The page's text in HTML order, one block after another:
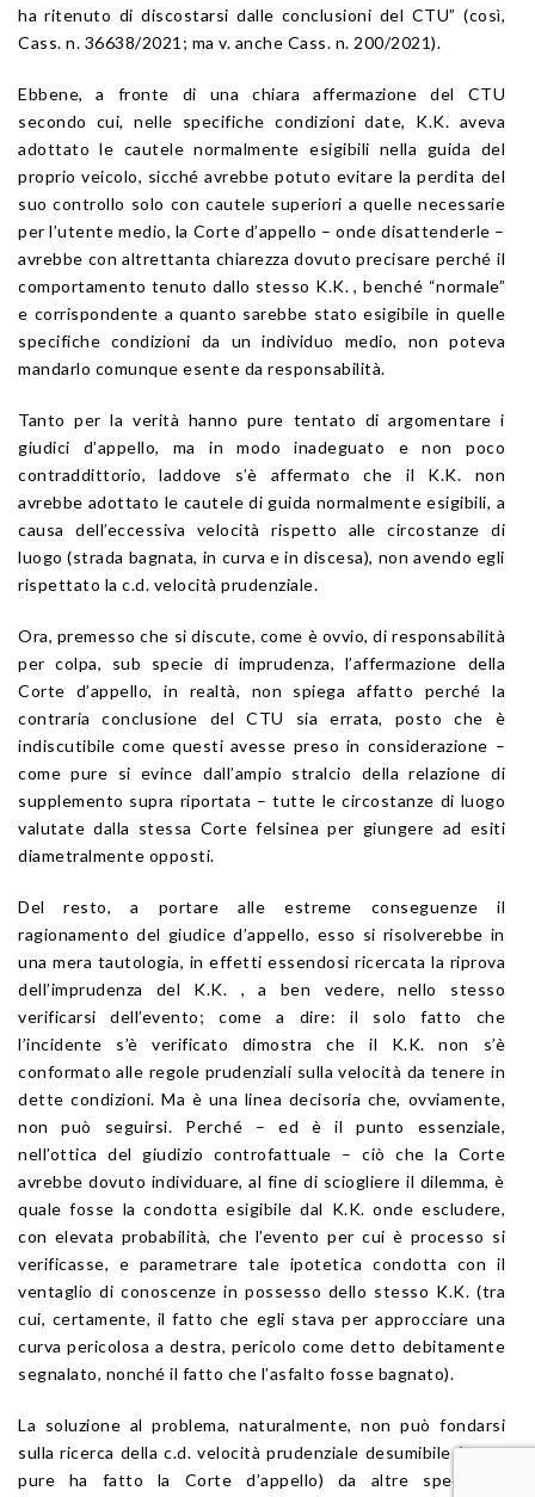
ha ritenuto di discostarsi dalle conclusioni del CTU” (così,
Cass. n. 36638/2021; ma v. anche Cass. n. 200/2021).
Ebbene, a fronte di una chiara affermazione del CTU
secondo cui, nelle specifiche condizioni date, K.K. aveva
adottato le cautele normalmente esigibili nella guida del
proprio veicolo, sicché avrebbe potuto evitare la perdita del
suo controllo solo con cautele superiori a quelle necessarie
per l’utente medio, la Corte d’appello – onde disattenderle –
avrebbe con altrettanta chiarezza dovuto precisare perché il
comportamento tenuto dallo stesso K.K. , benché “normale”
e corrispondente a quanto sarebbe stato esigibile in quelle
specifiche condizioni da un individuo medio, non poteva
mandarlo comunque esente da responsabilità.
Tanto per la verità hanno pure tentato di argomentare i
giudici d’appello, ma in modo inadeguato e non poco
contraddittorio, laddove s’è affermato che il K.K. non
avrebbe adottato le cautele di guida normalmente esigibili, a
causa dell’eccessiva velocità rispetto alle circostanze di
luogo (strada bagnata, in curva e in discesa), non avendo egli
rispettato la c.d. velocità prudenziale.
Ora, premesso che si discute, come è ovvio, di responsabilità
per colpa, sub specie di imprudenza, l’affermazione della
Corte d’appello, in realtà, non spiega affatto perché la
contraria conclusione del CTU sia errata, posto che è
indiscutibile come questi avesse preso in considerazione –
come pure si evince dall’ampio stralcio della relazione di
supplemento supra riportata – tutte le circostanze di luogo
valutate dalla stessa Corte felsinea per giungere ad esiti
diametralmente opposti.
Del resto, a portare alle estreme conseguenze il
ragionamento del giudice d’appello, esso si risolverebbe in
una mera tautologia, in effetti essendosi ricercata la riprova
dell’imprudenza del K.K. , a ben vedere, nello stesso
verificarsi dell’evento; come a dire: il solo fatto che
l’incidente s’è verificato dimostra che il K.K. non s’è
conformato alle regole prudenziali sulla velocità da tenere in
dette condizioni. Ma è una linea decisoria che, ovviamente,
non può seguirsi. Perché – ed è il punto essenziale,
nell’ottica del giudizio controfattuale – ciò che la Corte
avrebbe dovuto individuare, al fine di sciogliere il dilemma, è
quale fosse la condotta esigibile dal K.K. onde escludere,
con elevata probabilità, che l’evento per cui è processo si
verificasse, e parametrare tale ipotetica condotta con il
ventaglio di conoscenze in possesso dello stesso K.K. (tra
cui, certamente, il fatto che egli stava per approcciare una
curva pericolosa a destra, pericolo come detto debitamente
segnalato, nonché il fatto che l’asfalto fosse bagnato).
La soluzione al problema, naturalmente, non può fondarsi
sulla ricerca della c.d. velocità prudenziale desumibile (come
pure ha fatto la Corte d’appello) da altre specifiche